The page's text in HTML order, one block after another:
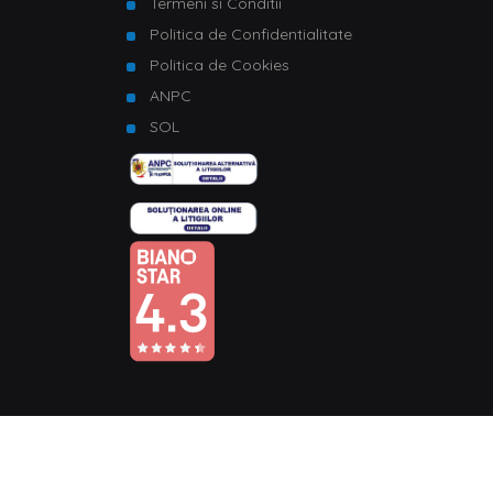
Politica de Confidentialitate
Politica de Cookies
ANPC
SOL